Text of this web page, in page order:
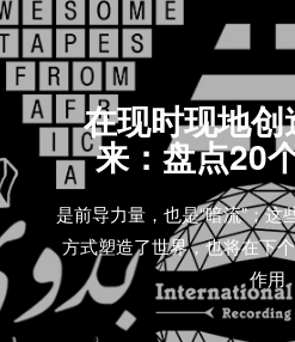
在现时现地
来：盘点20
是前导力量，也是“暗流”；
方式塑造了世界，也将在下
作用